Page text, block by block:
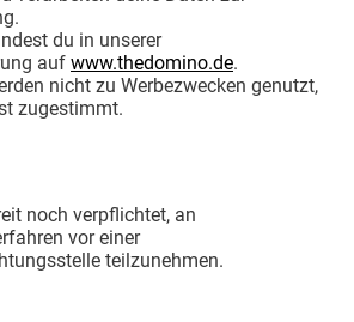
du in unserer
auf www.thedomino.de.
nicht zu Werbezwecken genutzt,
zugestimmt.
noch verpflichtet, an
vor einer
teilzunehmen.